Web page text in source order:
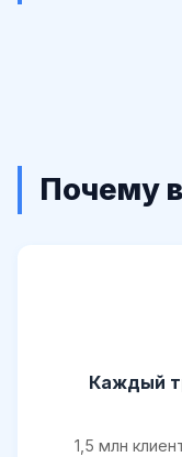
Почему
Каждый
1,5 млн